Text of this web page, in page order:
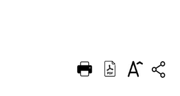
DEUTSCH